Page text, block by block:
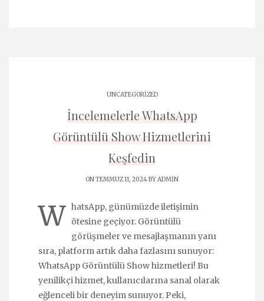
UNCATEGORIZED
İncelemelerle WhatsApp
Görüntülü Show Hizmetlerini
Keşfedin
ON TEMMUZ 11, 2024 BYADMIN
W hatsApp, günümüzde iletişimin
ötesine geçiyor. Görüntülü
görüşmeler ve mesajlaşmanın yanı
sıra, platform artık daha fazlasını sunuyor:
WhatsApp Görüntülü Show hizmetleri! Bu
yenilikçi hizmet, kullanıcılarına sanal olarak
eğlenceli bir deneyim sunuyor. Peki,